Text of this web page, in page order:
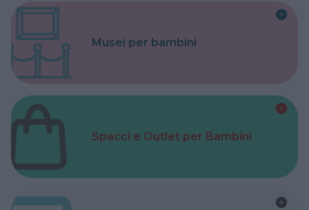
Musei per bambini
Spacci e Outlet per Bambini